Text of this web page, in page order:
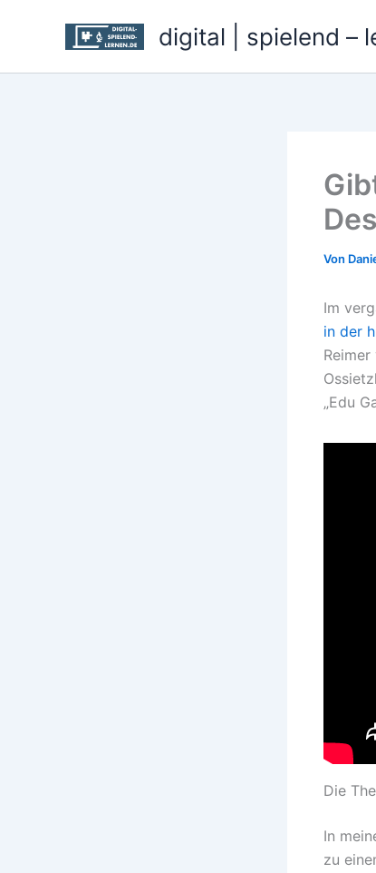
digital | spielend –
Von
Im
in der
„Edu
Die
In
zu